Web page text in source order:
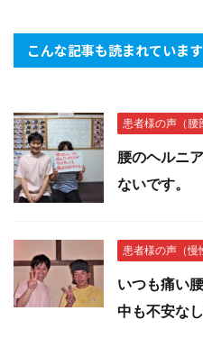
こんな記事も読まれています
患者様の声（腰
腰のヘルニ
ないです。
患者様の声（慢
いつも痛い
中も不安な